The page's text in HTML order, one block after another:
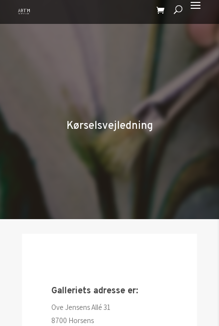
Kørselsvejledning
Galleriets adresse er:
Ove Jensens Allé 31
8700 Horsens